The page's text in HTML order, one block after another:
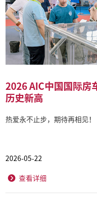
2026 AIC中国国际房
历史新高
热爱永不止步，期待再相见！
2026-05-22
查看详细